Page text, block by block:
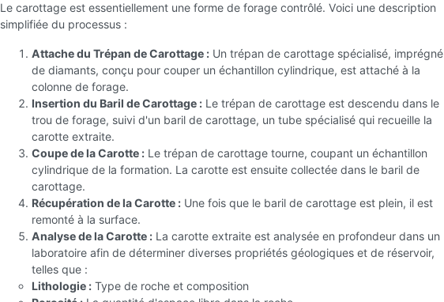
Le carottage est essentiellement une forme de forage contrôlé. Voici une description
simplifiée du processus :
Attache du Trépan de Carottage : Un trépan de carottage spécialisé, imprégné
de diamants, conçu pour couper un échantillon cylindrique, est attaché à la
colonne de forage.
Insertion du Baril de Carottage : Le trépan de carottage est descendu dans le
trou de forage, suivi d'un baril de carottage, un tube spécialisé qui recueille la
carotte extraite.
Coupe de la Carotte : Le trépan de carottage tourne, coupant un échantillon
cylindrique de la formation. La carotte est ensuite collectée dans le baril de
carottage.
Récupération de la Carotte : Une fois que le baril de carottage est plein, il est
remonté à la surface.
Analyse de la Carotte : La carotte extraite est analysée en profondeur dans un
laboratoire afin de déterminer diverses propriétés géologiques et de réservoir,
telles que :
Lithologie : Type de roche et composition